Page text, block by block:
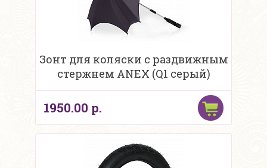
Зонт для коляски с раздвижным
стержнем АNEX (Q1 серый)
1950.00 р.